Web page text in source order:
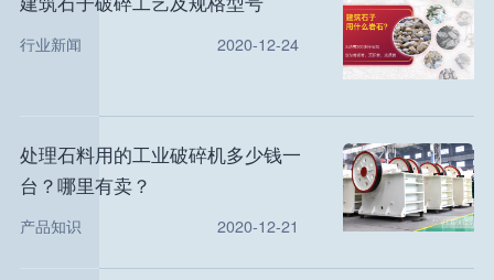
行业新闻 2020-12-24
处理石料用的工业破碎机多少钱一
台？哪里有卖？
产品知识 2020-12-21